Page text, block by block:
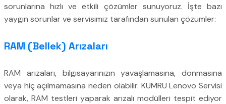
sorunlarına hızlı ve etkili çözümler sunuyoruz. İşte bazı
yaygın sorunlar ve servisimiz tarafından sunulan çözümler:
RAM (Bellek) Arızaları
RAM arızaları, bilgisayarınızın yavaşlamasına, donmasına
veya hiç açılmamasına neden olabilir. KUMRU Lenovo Servisi
olarak, RAM testleri yaparak arızalı modülleri tespit ediyor